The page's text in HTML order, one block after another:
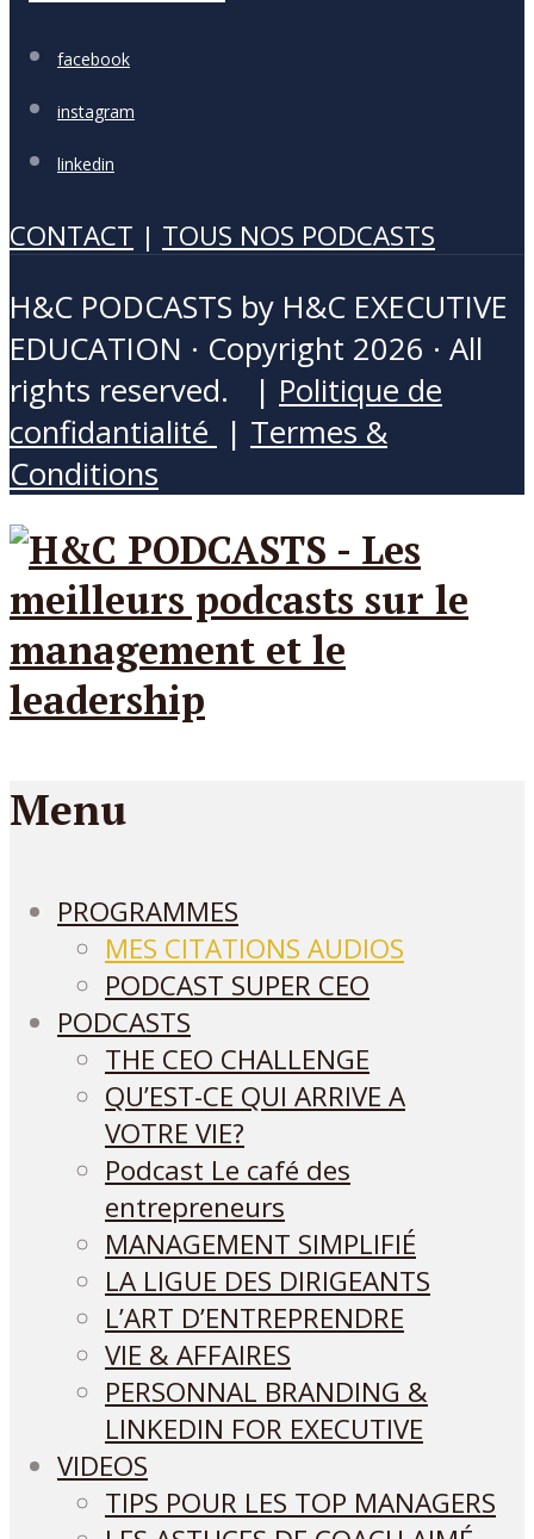
facebook
instagram
linkedin
CONTACT | TOUS NOS PODCASTS
H&C PODCASTS by H&C EXECUTIVE
EDUCATION · Copyright 2026 · All
rights reserved. | Politique de
confidantialité | Termes &
Conditions
Menu
PROGRAMMES
MES CITATIONS AUDIOS
PODCAST SUPER CEO
PODCASTS
THE CEO CHALLENGE
QU’EST-CE QUI ARRIVE A
VOTRE VIE?
Podcast Le café des
entrepreneurs
MANAGEMENT SIMPLIFIÉ
LA LIGUE DES DIRIGEANTS
L’ART D’ENTREPRENDRE
VIE & AFFAIRES
PERSONNAL BRANDING &
LINKEDIN FOR EXECUTIVE
VIDEOS
TIPS POUR LES TOP MANAGERS